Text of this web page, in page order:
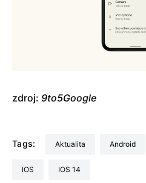
zdroj: 9to5Google
Tags: aktualita Android
iOS iOS 14